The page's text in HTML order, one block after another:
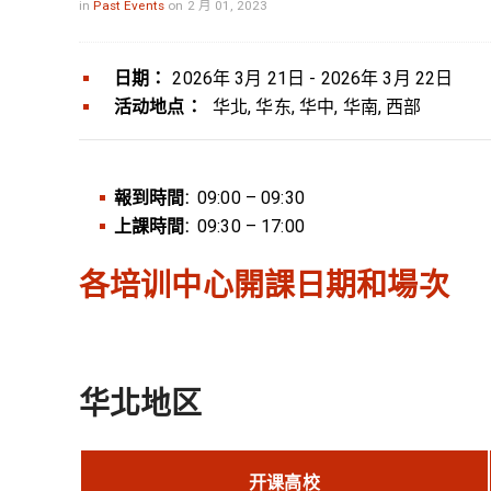
inPast Events on 2 月 01, 2023
日期：
2026年 3月 21日 - 2026年 3月 22日
活动地点：
华北, 华东, 华中, 华南, 西部
報到時間:09:00 – 09:30
上課時間: 09:30 – 17:00
各培训中心開課日期和場次
华北地区
开课高校